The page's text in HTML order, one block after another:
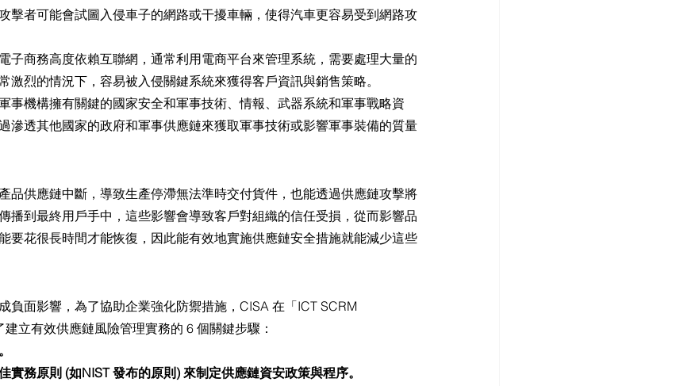
擊者可能會試圖入侵車子的網路或干擾車輛，使得汽車更容易受到網路攻
子商務高度依賴互聯網，通常利用電商平台來管理系統，需要處理大量的
激烈的情況下，容易被入侵關鍵系統來獲得客戶資訊與銷售策略。
事機構擁有關鍵的國家安全和軍事技術、情報、武器系統和軍事戰略資
滲透其他國家的政府和軍事供應鏈來獲取軍事技術或影響軍事裝備的質量
品供應鏈中斷，導致生產停滯無法準時交付貨件，也能透過供應鏈攻擊將
播到最終用戶手中，這些影響會導致客戶對組織的信任受損，從而影響品
要花很長時間才能恢復，因此能有效地實施供應鏈安全措施就能減少這些
負面影響，為了協助企業強化防禦措施，CISA 在「ICT SCRM
立有效供應鏈風險管理實務的 6 個關鍵步驟：
實務原則 (如NIST 發布的原則) 來制定供應鏈資安政策與程序。